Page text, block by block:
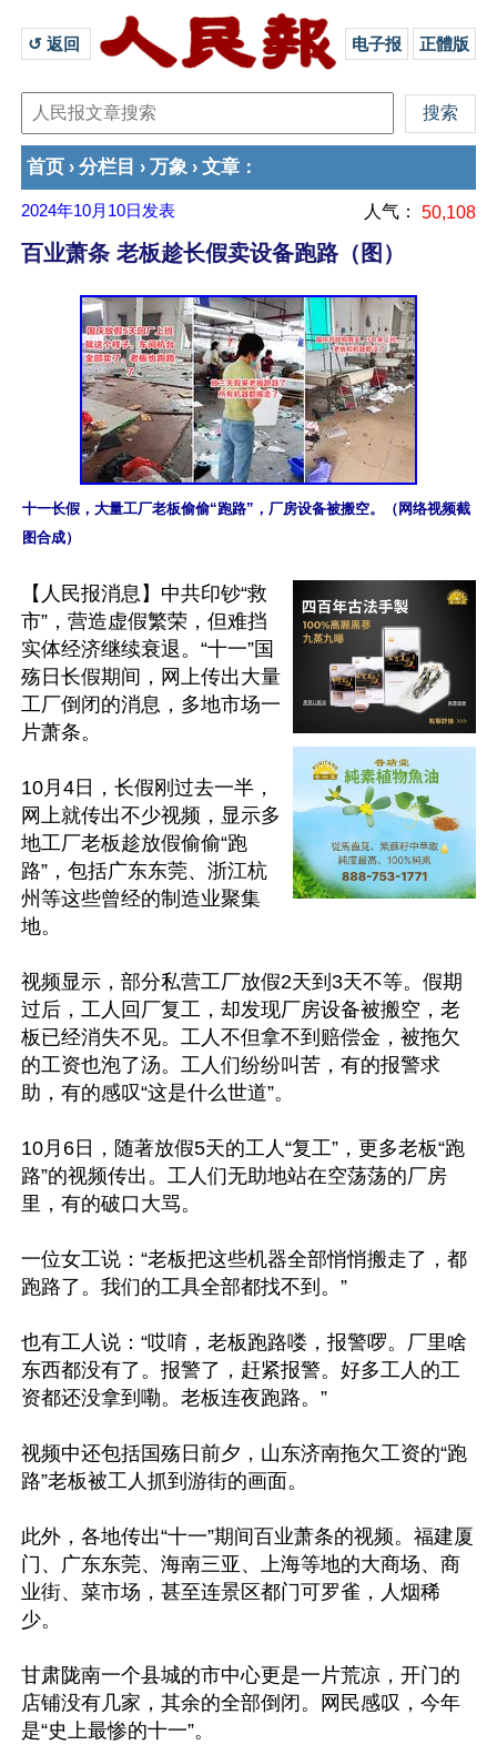
↺ 返回 电子报 正體版
首页 › 分栏目 › 万象 › 文章 ：
2024年10月10日 发表 人气： 50,108
百业萧条 老板趁长假卖设备跑路（图）
十一长假，大量工厂老板偷偷“跑路”，厂房设备被搬空。（网络视频截
图合成）
【人民报消息】中共印钞“救
市”，营造虚假繁荣，但难挡
实体经济继续衰退。“十一”国
殇日长假期间，网上传出大量
工厂倒闭的消息，多地市场一
片萧条。
10月4日，长假刚过去一半，
网上就传出不少视频，显示多
地工厂老板趁放假偷偷“跑
路”，包括广东东莞、浙江杭
州等这些曾经的制造业聚集
地。
视频显示，部分私营工厂放假2天到3天不等。假期
过后，工人回厂复工，却发现厂房设备被搬空，老
板已经消失不见。工人不但拿不到赔偿金，被拖欠
的工资也泡了汤。工人们纷纷叫苦，有的报警求
助，有的感叹“这是什么世道”。
10月6日，随著放假5天的工人“复工”，更多老板“跑
路”的视频传出。工人们无助地站在空荡荡的厂房
里，有的破口大骂。
一位女工说：“老板把这些机器全部悄悄搬走了，都
跑路了。我们的工具全部都找不到。”
也有工人说：“哎唷，老板跑路喽，报警啰。厂里啥
东西都没有了。报警了，赶紧报警。好多工人的工
资都还没拿到嘞。老板连夜跑路。”
视频中还包括国殇日前夕，山东济南拖欠工资的“跑
路”老板被工人抓到游街的画面。
此外，各地传出“十一”期间百业萧条的视频。福建厦
门、广东东莞、海南三亚、上海等地的大商场、商
业街、菜市场，甚至连景区都门可罗雀，人烟稀
少。
甘肃陇南一个县城的市中心更是一片荒凉，开门的
店铺没有几家，其余的全部倒闭。网民感叹，今年
是“史上最惨的十一”。